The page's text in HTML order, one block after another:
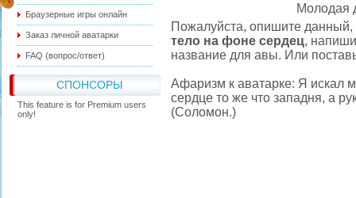
Браузерные игры онлайн
Заказ личной аватарки
FAQ (вопрос/ответ)
СПОНСОРЫ
This feature is for Premium users
only!
Молодая
Пожалуйста, опишите
тело на фоне сердец,
название для авы. Или
Афаризм к аватарке: Я искал
сердце то же что западня, а
(Соломон.)